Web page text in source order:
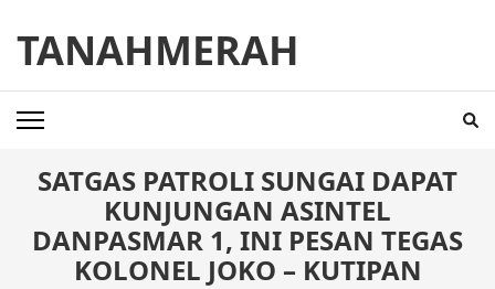
content
(Press
Enter)
TANAHMERAH
SATGAS PATROLI SUNGAI DAPAT
KUNJUNGAN ASINTEL
DANPASMAR 1, INI PESAN TEGAS
KOLONEL JOKO – KUTIPAN